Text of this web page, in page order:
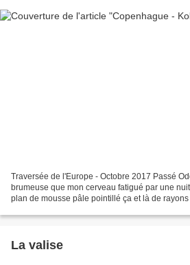
Traversée de l'Europe - Octobre 2017 Passé
brumeuse que mon cerveau fatigué par une
plan de mousse pâle pointillé ça et là de
La valise